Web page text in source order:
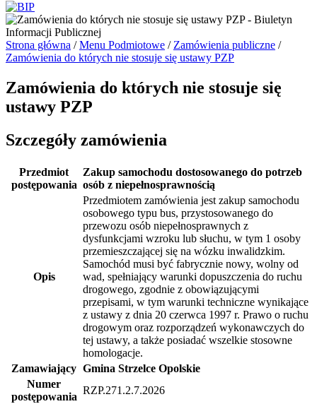
Strona główna /Menu Podmiotowe / Zamówienia publiczne /
Zamówienia do których nie stosuje się ustawy PZP
Zamówienia do których nie stosuje się
ustawy PZP
Szczegóły zamówienia
Przedmiot
postępowania
Zakup samochodu dostosowanego do potrzeb
osób z niepełnosprawnością
Opis
Przedmiotem zamówienia jest zakup samochodu
osobowego typu bus, przystosowanego do
przewozu osób niepełnosprawnych z
dysfunkcjami wzroku lub słuchu, w tym 1 osoby
przemieszczającej się na wózku inwalidzkim.
Samochód musi być fabrycznie nowy, wolny od
wad, spełniający warunki dopuszczenia do ruchu
drogowego, zgodnie z obowiązującymi
przepisami, w tym warunki techniczne wynikające
z ustawy z dnia 20 czerwca 1997 r. Prawo o ruchu
drogowym oraz rozporządzeń wykonawczych do
tej ustawy, a także posiadać wszelkie stosowne
homologacje.
Zamawiający Gmina Strzelce Opolskie
Numer
postępowania
RZP.271.2.7.2026